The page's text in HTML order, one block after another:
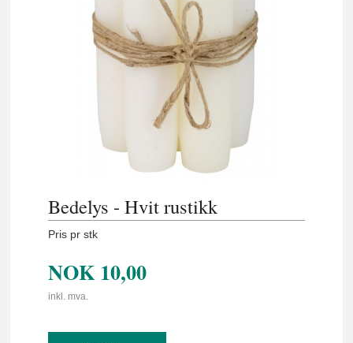
Bedelys - Hvit rustikk
Pris pr stk
NOK 10,00
inkl. mva.